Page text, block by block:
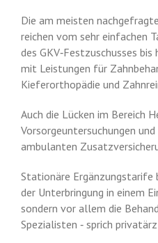
Die am meisten
reichen vom sehr einfachen
des GKV‐Festzuschusses
mit Leistungen für
Kieferorthopädie und
Auch die Lücken im Bereich
Vorsorgeuntersuchungen
ambulanten
Stationäre Ergänzungstarife
der Unterbringung in einem
sondern vor allem die
Spezialisten ‐ sprich